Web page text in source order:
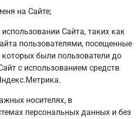
на Сайте;
Сайта, таких как
пользователями, посещенные
были пользователи до
с использованием средств
носителях, в
персональных данных и без